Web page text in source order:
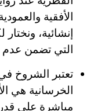
الأفقية
إنشائية،
التي تضمن عدم
تعتبر الشروخ
الخرسانية هي
مباشرة على